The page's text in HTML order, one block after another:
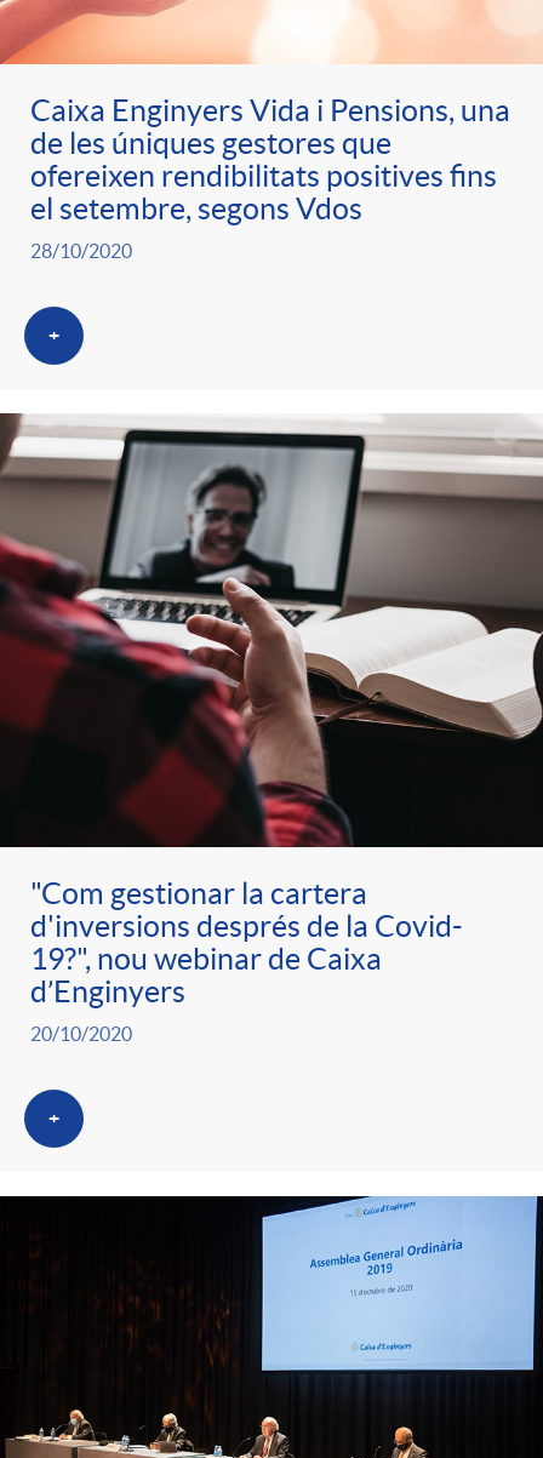
Caixa Enginyers Vida i Pensions, una
de les úniques gestores que
ofereixen rendibilitats positives fins
el setembre, segons Vdos
28/10/2020
+
"Com gestionar la cartera
d'inversions després de la Covid-
19?", nou webinar de Caixa
d’Enginyers
20/10/2020
+